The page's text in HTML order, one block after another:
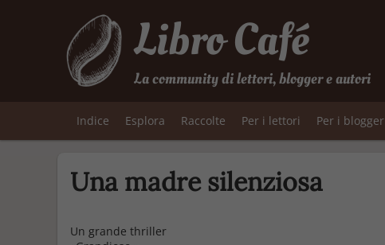
Libro Café
La community di lettori, blogger e autori
Indice Esplora Raccolte Per i lettori Per i blogger
Una madre silenziosa
Un grande thriller